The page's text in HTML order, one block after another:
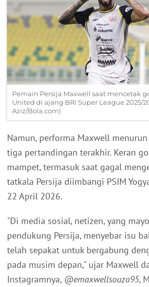
Pemain Persija Maxwell saat mencetak
United di ajang BRI Super League 2025/
Aziz/Bola.com)
Namun, performa Maxwell
tiga pertandingan terakhir. Keran
mampet, termasuk saat gagal
tatkala Persija diimbangi PSIM
22 April 2026.
"Di media sosial, netizen, yang
pendukung Persija, menyebar isu
telah sepakat untuk bergabung
pada musim depan," ujar Maxwell
Instagramnya, @emaxwellsouza95,